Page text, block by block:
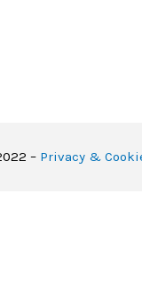
– Privacy &